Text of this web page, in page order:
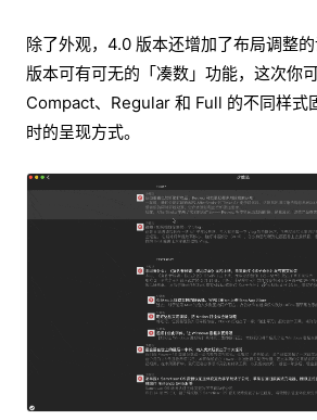
除了外观，4.0 版本还增加了布局调整
版本可有可无的「凑数」功能，这次你
Compact、Regular 和 Full 的不同样式
时的呈现方式。